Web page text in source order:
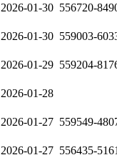
2026-01-30 556720-
2026-01-30 559003-
2026-01-29 559204-
2026-01-28
2026-01-27 559549-
2026-01-27 556435-